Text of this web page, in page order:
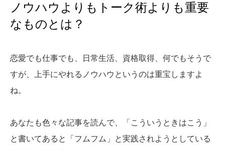
ノウハウよりもトーク術よりも重要
なものとは？
恋愛でも仕事でも、日常生活、資格取得、何でもそうで
すが、上手にやれるノウハウというのは重宝しますよ
ね。
あなたも色々な記事を読んで、「こういうときはこう」
と書いてあると「フムフム」と実践されようとしている